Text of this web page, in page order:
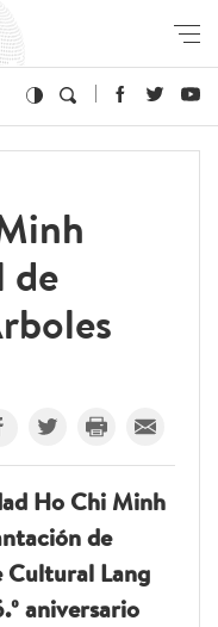
de
Ho Chi Minh
de
Cultural Lang
aniversario